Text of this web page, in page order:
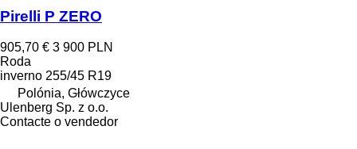
Pirelli P ZERO
905,70 € 3 900 PLN
Roda
inverno 255/45 R19
Polónia, Główczyce
Ulenberg Sp. z o.o.
Contacte o vendedor